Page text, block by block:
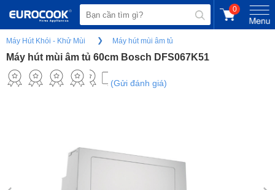
0
Máy Hút Khói - Khử Mùi Máy hút mùi âm tủ
Máy hút mùi âm tủ 60cm Bosch DFS067K51
(Gửi đánh giá)